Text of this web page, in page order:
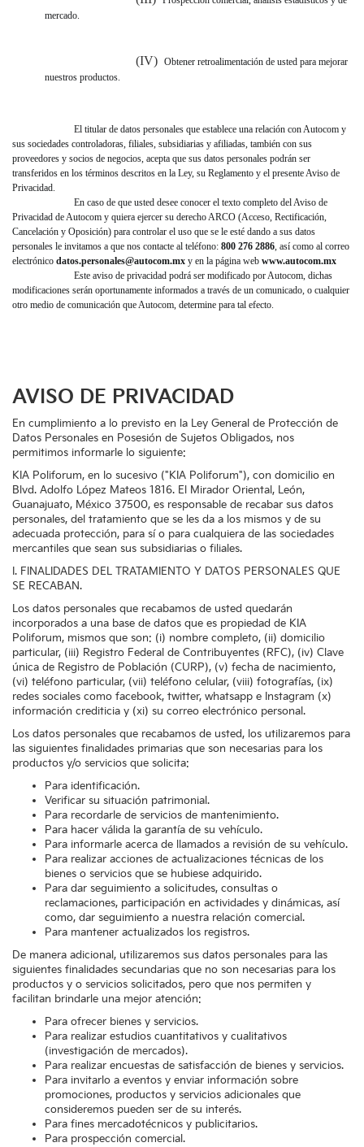
mercado.
(IV) Obtener retroalimentación de usted para mejorar
nuestros productos.
El titular de datos personales que establece una relación con Autocom y
sus sociedades controladoras, filiales, subsidiarias y afiliadas, también con sus
proveedores y socios de negocios, acepta que sus datos personales podrán ser
transferidos en los términos descritos en la Ley, su Reglamento y el presente Aviso de
Privacidad.
En caso de que usted desee conocer el texto completo del Aviso de
Privacidad de Autocom y quiera ejercer su derecho ARCO (Acceso, Rectificación,
Cancelación y Oposición) para controlar el uso que se le esté dando a sus datos
personales le invitamos a que nos contacte al teléfono: 800 276 2886, así como al correo
electrónico datos.personales@autocom.mx y en la página web www.autocom.mx
Este aviso de privacidad podrá ser modificado por Autocom, dichas
modificaciones serán oportunamente informados a través de un comunicado, o cualquier
otro medio de comunicación que Autocom, determine para tal efecto.
AVISO DE PRIVACIDAD
En cumplimiento a lo previsto en la Ley General de Protección de
Datos Personales en Posesión de Sujetos Obligados, nos
permitimos informarle lo siguiente:
KIA Poliforum, en lo sucesivo ("KIA Poliforum"), con domicilio en
Blvd. Adolfo López Mateos 1816. El Mirador Oriental, León,
Guanajuato, México 37500, es responsable de recabar sus datos
personales, del tratamiento que se les da a los mismos y de su
adecuada protección, para sí o para cualquiera de las sociedades
mercantiles que sean sus subsidiarias o filiales.
I. FINALIDADES DEL TRATAMIENTO Y DATOS PERSONALES QUE
SE RECABAN.
Los datos personales que recabamos de usted quedarán
incorporados a una base de datos que es propiedad de KIA
Poliforum, mismos que son: (i) nombre completo, (ii) domicilio
particular, (iii) Registro Federal de Contribuyentes (RFC), (iv) Clave
única de Registro de Población (CURP), (v) fecha de nacimiento,
(vi) teléfono particular, (vii) teléfono celular, (viii) fotografías, (ix)
redes sociales como facebook, twitter, whatsapp e Instagram (x)
información crediticia y (xi) su correo electrónico personal.
Los datos personales que recabamos de usted, los utilizaremos para
las siguientes finalidades primarias que son necesarias para los
productos y/o servicios que solicita:
Para identificación.
Verificar su situación patrimonial.
Para recordarle de servicios de mantenimiento.
Para hacer válida la garantía de su vehículo.
Para informarle acerca de llamados a revisión de su vehículo.
Para realizar acciones de actualizaciones técnicas de los
bienes o servicios que se hubiese adquirido.
Para dar seguimiento a solicitudes, consultas o
reclamaciones, participación en actividades y dinámicas, así
como, dar seguimiento a nuestra relación comercial.
Para mantener actualizados los registros.
De manera adicional, utilizaremos sus datos personales para las
siguientes finalidades secundarias que no son necesarias para los
productos y o servicios solicitados, pero que nos permiten y
facilitan brindarle una mejor atención:
Para ofrecer bienes y servicios.
Para realizar estudios cuantitativos y cualitativos
(investigación de mercados).
Para realizar encuestas de satisfacción de bienes y servicios.
Para invitarlo a eventos y enviar información sobre
promociones, productos y servicios adicionales que
consideremos pueden ser de su interés.
Para fines mercadotécnicos y publicitarios.
Para prospección comercial.